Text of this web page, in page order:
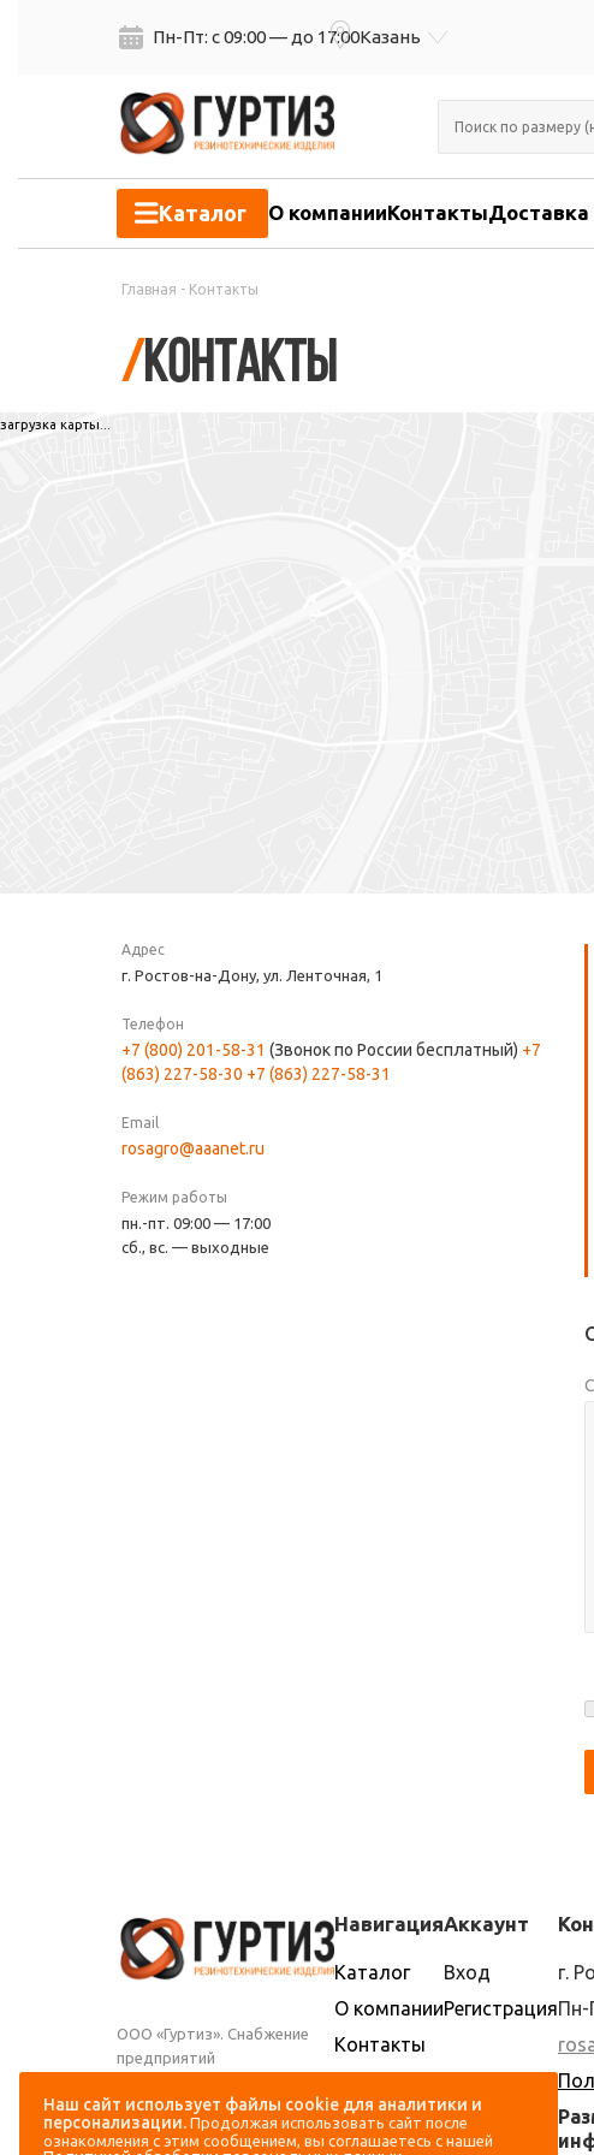
Пн-Пт: с 09:00 — до 17:00Казань
Каталог О компанииКонтактыДоставка
Главная - Контакты
/Контакты
загрузка карты...
Адрес
г. Ростов-на-Дону, ул. Ленточная, 1
Телефон
+7 (800) 201-58-31 (Звонок по России бесплатный) +7
(863) 227-58-30 +7 (863) 227-58-31
Email
rosagro@aaanet.ru
Режим работы
пн.-пт. 09:00 — 17:00
сб., вс. — выходные
ООО «Гуртиз». Снабжение
предприятий
сельского хозяйства
резиновыми техническими
Навигация
Каталог
О компании
Контакты
оплата
Аккаунт
Вход
Регистрация
г.
Пн-
Наш сайт использует файлы cookie для аналитики и
персонализации. Продолжая использовать сайт после
ознакомления с этим сообщением, вы соглашаетесь с нашей